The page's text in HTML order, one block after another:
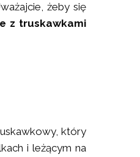
żeby się
z truskawkami
który
i leżącym na